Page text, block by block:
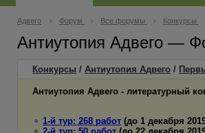
Адвего Форум Все форумы Конкурсы
Антиутопия Адвего —
Конкурсы / Антиутопия Адвего /
Антиутопия Адвего - литературный
1-й тур: 268 работ (до 1 декабря